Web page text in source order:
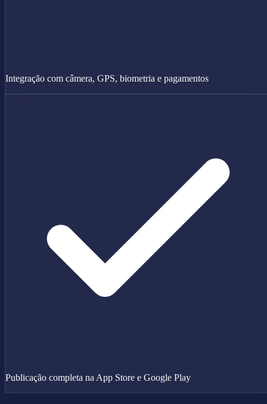
Integração com câmera, GPS, biometria e pagamentos
Publicação completa na App Store e Google Play